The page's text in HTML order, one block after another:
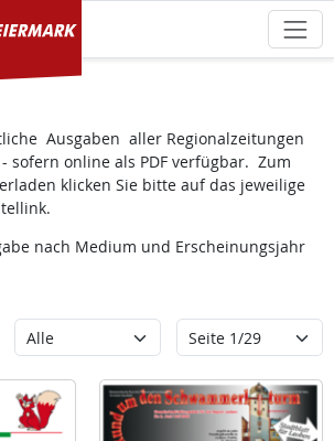
Ausgaben aller Regionalzeitungen
sofern online als PDF verfügbar. Zum
klicken Sie bitte auf das jeweilige
nach Medium und Erscheinungsjahr
Erscheinungsjahr Seite